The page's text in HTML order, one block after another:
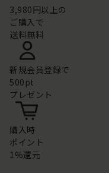
3,980円以上の
ご購入で
送料無料
新規会員登録で
500pt
プレゼント
購入時
ポイント
1%還元